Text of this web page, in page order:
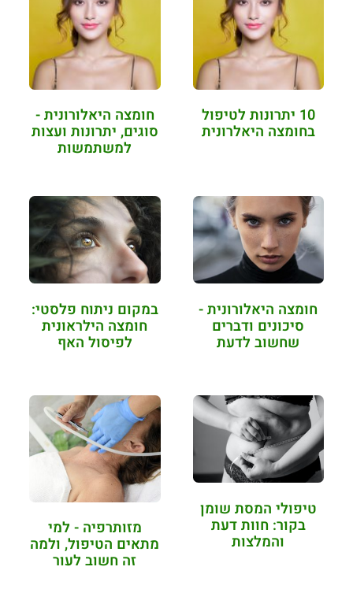
10 יתרונות לטיפול
בחומצה היאלרונית
חומצה היאלורונית -
סוגים, יתרונות ועצות
למשתמשות
חומצה היאלורונית -
סיכונים ודברים
שחשוב לדעת
במקום ניתוח פלסטי:
חומצה הילראונית
לפיסול האף
טיפולי המסת שומן
בקור: חוות דעת
והמלצות
מזותרפיה - למי
מתאים הטיפול, ולמה
זה חשוב לעור